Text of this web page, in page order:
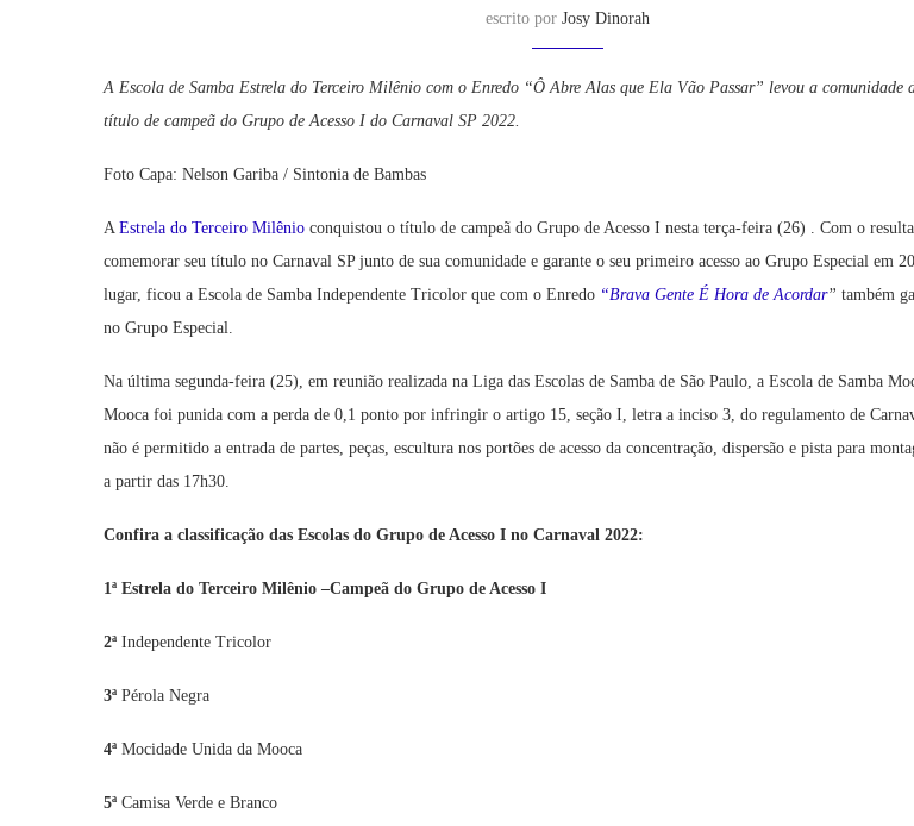
escrito por Josy Dinorah
A Escola de Samba Estrela do Terceiro Milênio com o Enredo “Ô Abre Alas que Ela Vão Passar” levou a comunidade
título de campeã do Grupo de Acesso I do Carnaval SP 2022.
Foto Capa: Nelson Gariba / Sintonia de Bambas
A Estrela do Terceiro Milênio conquistou o título de campeã do Grupo de Acesso I nesta terça-feira (26) . Com o
comemorar seu título no Carnaval SP junto de sua comunidade e garante o seu primeiro acesso ao Grupo Especial em
lugar, ficou a Escola de Samba Independente Tricolor que com o Enredo “Brava Gente É Hora de Acordar” também
no Grupo Especial.
Na última segunda-feira (25), em reunião realizada na Liga das Escolas de Samba de São Paulo, a Escola de Samba
Mooca foi punida com a perda de 0,1 ponto por infringir o artigo 15, seção I, letra a inciso 3, do regulamento de
não é permitido a entrada de partes, peças, escultura nos portões de acesso da concentração, dispersão e pista para
a partir das 17h30.
Confira a classificação das Escolas do Grupo de Acesso I no Carnaval 2022:
1ª Estrela do Terceiro Milênio –Campeã do Grupo de Acesso I
2ª Independente Tricolor
3ª Pérola Negra
4ª Mocidade Unida da Mooca
5ª Camisa Verde e Branco